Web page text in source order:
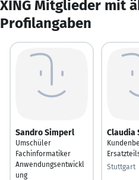
XING Mitglieder mit
Profilangaben
Sandro Simperl
Umschüler
Fachinformatiker
Anwendungsentwickl
ung
Claudia
Stuttgart